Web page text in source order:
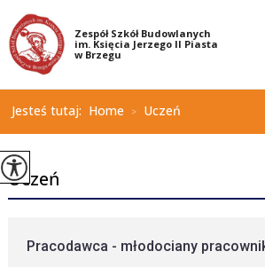
Jesteś tutaj: Home > Uczeń
Uczeń
Pracodawca - młodociany